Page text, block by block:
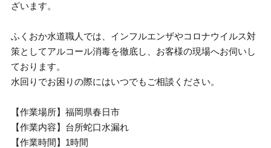
ざいます。
ふくおか水道職人では、インフルエンザやコロナウイルス対
策としてアルコール消毒を徹底し、お客様の現場へお伺いし
ております。
水回りでお困りの際にはいつでもご相談ください。
【作業場所】福岡県春日市
【作業内容】台所蛇口水漏れ
【作業時間】1時間